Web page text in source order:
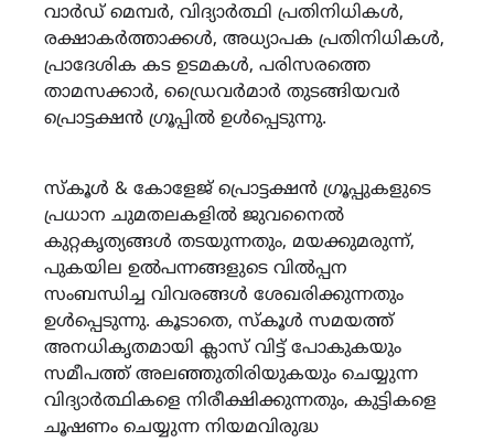
വാർഡ് മെമ്പർ, വിദ്യാർത്ഥി പ്രതിനിധികൾ,
രക്ഷാകർത്താക്കൾ, അധ്യാപക പ്രതിനിധികൾ,
പ്രാദേശിക കട ഉടമകൾ, പരിസരത്തെ
താമസക്കാർ, ഡ്രൈവർമാർ തുടങ്ങിയവർ
പ്രൊട്ടക്ഷൻ ഗ്രൂപ്പിൽ ഉൾപ്പെടുന്നു.
സ്കൂൾ & കോളേജ് പ്രൊട്ടക്ഷൻ ഗ്രൂപ്പുകളുടെ
പ്രധാന ചുമതലകളിൽ ജുവനൈൽ
കുറ്റകൃത്യങ്ങൾ തടയുന്നതും, മയക്കുമരുന്ന്,
പുകയില ഉൽപന്നങ്ങളുടെ വിൽപ്പന
സംബന്ധിച്ച വിവരങ്ങൾ ശേഖരിക്കുന്നതും
ഉൾപ്പെടുന്നു. കൂടാതെ, സ്കൂൾ സമയത്ത്
അനധികൃതമായി ക്ലാസ് വിട്ട് പോകുകയും
സമീപത്ത് അലഞ്ഞുതിരിയുകയും ചെയ്യുന്ന
വിദ്യാർത്ഥികളെ നിരീക്ഷിക്കുന്നതും, കുട്ടികളെ
ചൂഷണം ചെയ്യുന്ന നിയമവിരുദ്ധ